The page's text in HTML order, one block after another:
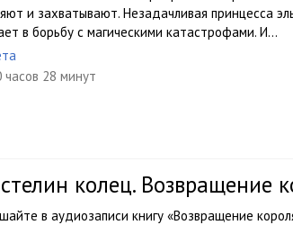
и захватывают. Незадачливая принцесса
в борьбу с магическими катастрофами. И...
часов 28 минут
колец. Возвращение
в аудиозаписи книгу «Возвращение